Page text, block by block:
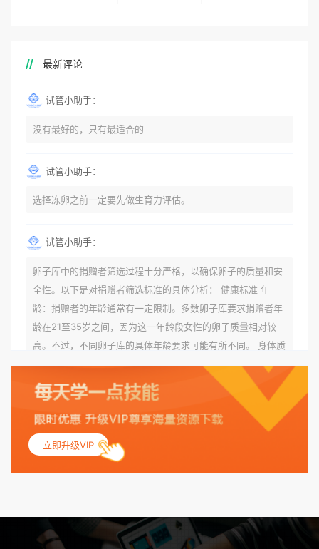
最新评论
试管小助手：
没有最好的，只有最适合的
试管小助手：
选择冻卵之前一定要先做生育力评估。
试管小助手：
卵子库中的捐赠者筛选过程十分严格，以确保卵子的质量和安
全性。以下是对捐赠者筛选标准的具体分析： 健康标准 年
龄：捐赠者的年龄通常有一定限制。多数卵子库要求捐赠者年
龄在21至35岁之间，因为这一年龄段女性的卵子质量相对较
高。不过，不同卵子库的具体年龄要求可能有所不同。 身体质
量指数（BMI）：捐赠者的BMI通常需要在正常范围内，以确
保其身体健康状况良好。过高的BMI可能与多种健康问题相关
联，包括不孕症和妊娠并发症。 生殖健康：捐赠者需要有规律
的月经期，无生殖障碍或异常问题。此外，还需要进行详细的
妇科检查，以确保其生殖系统的健康。 遗传病史与家族病史：
捐赠者及其家庭成员需要无严重的遗传病史、精神病史和传染
病史。这通常需要通过基因检测、家族史调查和医疗记录审查
带任何可传染给受卵者的病原体。 药物与生活习惯：捐赠者需
立即升级VIP